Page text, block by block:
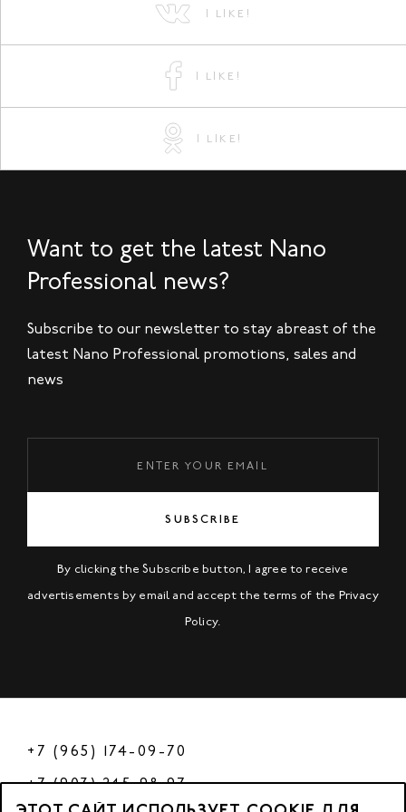
I LIKE!
I LIKE!
I LIKE!
Want to get the latest Nano
Professional news?
Subscribe to our newsletter to stay abreast of the
latest Nano Professional promotions, sales and
news
SUBSCRIBE
By clicking the Subscribe button, I agree to receive
advertisements by email and accept the terms of the Privacy
Policy.
+7 (965) 174-09-70
+7 (903) 245-98-97